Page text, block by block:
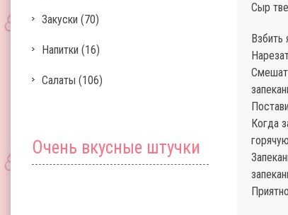
Закуски (70)
Напитки (16)
Салаты (106)
Очень вкусные штучки
Сыр
Взбить
Когда